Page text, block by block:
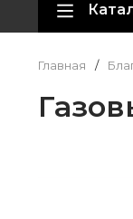
Главная /